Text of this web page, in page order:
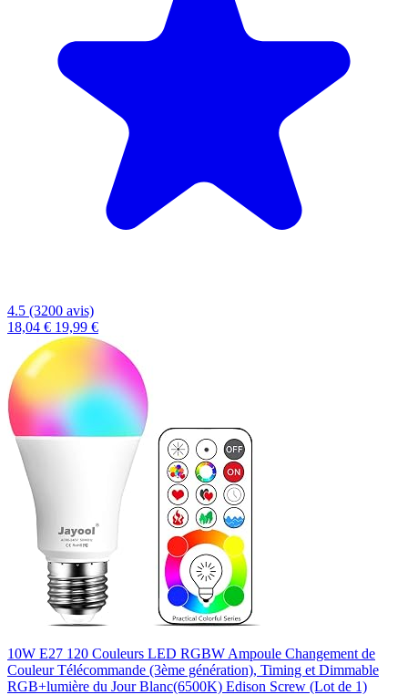
4.5 (3200 avis)
18,04 € 19,99 €
10W E27 120 Couleurs LED RGBW Ampoule Changement de
Couleur Télécommande (3ème génération), Timing et Dimmable
RGB+lumière du Jour Blanc(6500K) Edison Screw (Lot de 1)